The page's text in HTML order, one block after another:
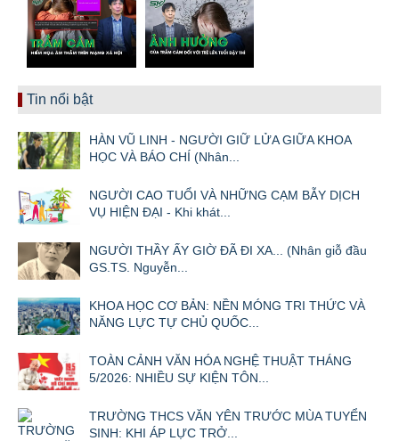
Tin nổi bật
HÀN VŨ LINH - NGƯỜI GIỮ LỬA GIỮA KHOA
HỌC VÀ BÁO CHÍ (Nhân...
NGƯỜI CAO TUỔI VÀ NHỮNG CẠM BẪY DỊCH
VỤ HIỆN ĐẠI - Khi khát...
NGƯỜI THẦY ẤY GIỜ ĐÃ ĐI XA... (Nhân giỗ đầu
GS.TS. Nguyễn...
KHOA HỌC CƠ BẢN: NỀN MÓNG TRI THỨC VÀ
NĂNG LỰC TỰ CHỦ QUỐC...
TOÀN CẢNH VĂN HÓA NGHỆ THUẬT THÁNG
5/2026: NHIỀU SỰ KIỆN TÔN...
TRƯỜNG THCS VĂN YÊN TRƯỚC MÙA TUYỂN
SINH: KHI ÁP LỰC TRỞ...